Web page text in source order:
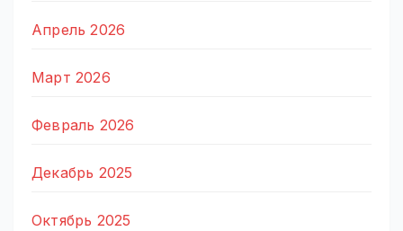
Апрель 2026
Март 2026
Февраль 2026
Декабрь 2025
Октябрь 2025